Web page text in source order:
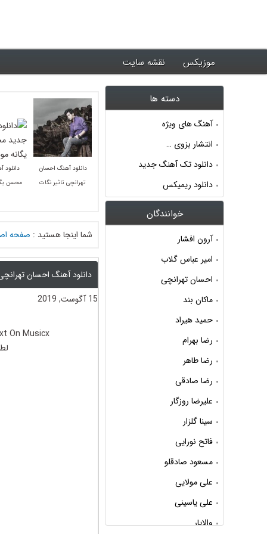
موزیکس نقشه سایت
دانلود آهنگ احسان
تهرانچی تاثیر نگات
دانلود
محسن
شما اینجا هستید : صفحه
دانلود آهنگ احسان
15 آگوست, 2019
On Musicx
دسته ها
آهنگ های ویژه
انتشار بزوی …
دانلود تک آهنگ جدید
دانلود ریمیکس
خوانندگان
آرون افشار
امیر عباس گلاب
احسان تهرانچی
ماکان بند
حمید هیراد
رضا بهرام
رضا طاهر
رضا صادقی
علیرضا روزگار
سینا گلزار
فاتح نورایی
مسعود صادقلو
علی مولایی
علی یاسینی
والایار